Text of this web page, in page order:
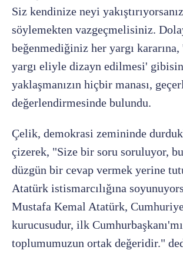
Siz kendinize neyi
söylemekten vazgeçmelisiniz.
beğenmediğiniz her yargı
yargı eliyle dizayn edilmesi'
yaklaşmanızın hiçbir manası,
değerlendirmesinde bulundu.
Çelik, demokrasi zemininde
çizerek, "Size bir soru soruluyor,
düzgün bir cevap vermek yerine
Atatürk istismarcılığına
Mustafa Kemal Atatürk,
kurucusudur, ilk
toplumumuzun ortak değeridir."